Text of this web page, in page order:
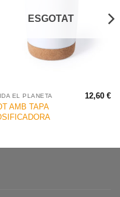
ESGOTAT
EL PLANETA
AMB TAPA
12,60€